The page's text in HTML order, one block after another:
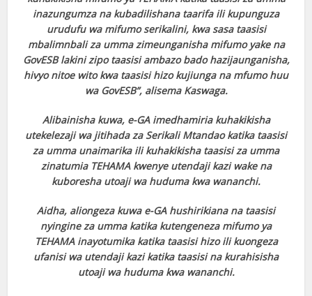
inazungumza na kubadilishana taarifa ili kupunguza
urudufu wa mifumo serikalini, kwa sasa taasisi
mbalimnbali za umma zimeunganisha mifumo yake na
GovESB lakini zipo taasisi ambazo bado hazijaunganisha,
hivyo nitoe wito kwa taasisi hizo kujiunga na mfumo huu
wa GovESB”, alisema Kaswaga.
Alibainisha kuwa, e-GA imedhamiria kuhakikisha
utekelezaji wa jitihada za Serikali Mtandao katika taasisi
za umma unaimarika ili kuhakikisha taasisi za umma
zinatumia TEHAMA kwenye utendaji kazi wake na
kuboresha utoaji wa huduma kwa wananchi.
Aidha, aliongeza kuwa e-GA hushirikiana na taasisi
nyingine za umma katika kutengeneza mifumo ya
TEHAMA inayotumika katika taasisi hizo ili kuongeza
ufanisi wa utendaji kazi katika taasisi na kurahisisha
utoaji wa huduma kwa wananchi.